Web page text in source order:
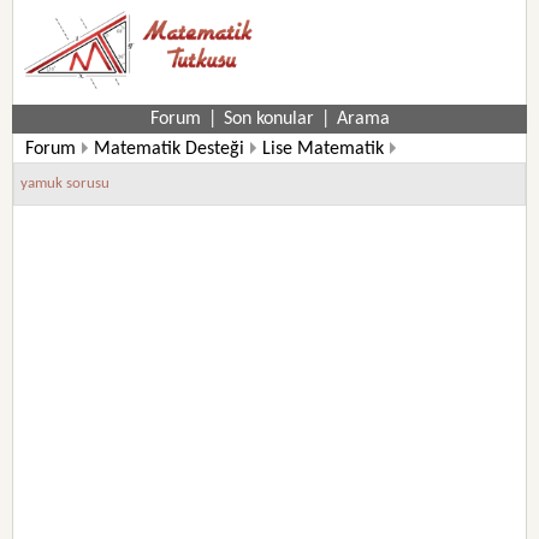
Forum Son konular
Arama
Forum
Matematik Desteği
Lise Matematik
11. Sınıf Matematik Soruları
yamuk sorusu